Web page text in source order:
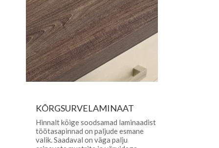
KÕRGSURVELAMINAAT
Hinnalt kõige soodsamad laminaadist
töötasapinnad on paljude esmane
valik. Saadaval on väga palju